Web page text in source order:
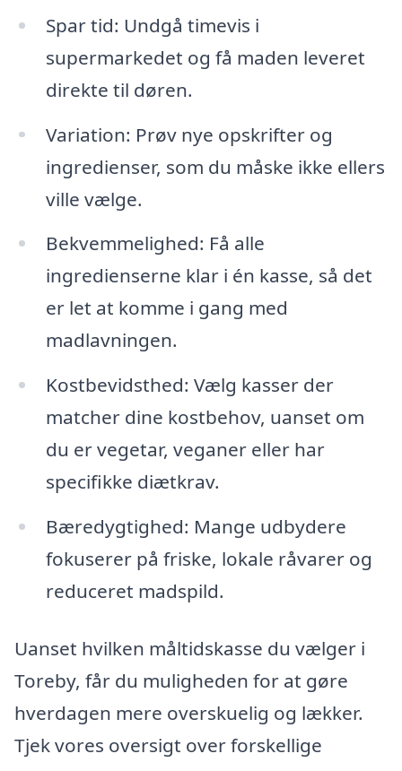
Spar tid: Undgå timevis i
supermarkedet og få maden leveret
direkte til døren.
Variation: Prøv nye opskrifter og
ingredienser, som du måske ikke ellers
ville vælge.
Bekvemmelighed: Få alle
ingredienserne klar i én kasse, så det
er let at komme i gang med
madlavningen.
Kostbevidsthed: Vælg kasser der
matcher dine kostbehov, uanset om
du er vegetar, veganer eller har
specifikke diætkrav.
Bæredygtighed: Mange udbydere
fokuserer på friske, lokale råvarer og
reduceret madspild.
Uanset hvilken måltidskasse du vælger i
Toreby, får du muligheden for at gøre
hverdagen mere overskuelig og lækker.
Tjek vores oversigt over forskellige